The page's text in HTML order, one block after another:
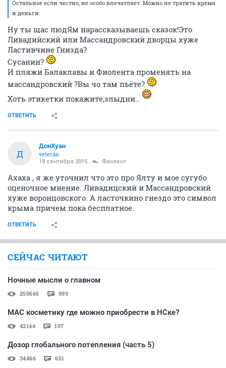
Остальное если честно, не особо впечатляет. Можно не тратить время
и деньги.
Ну ты щас людЯм нарассказываешь сказок!Это
Ливадийский или Массандровский дворцы хуже
Ластивчине Гнизда?
Сусанин?
И пляжи Балаклавы и Фиолента променять на
массандровский ?Вы чо там пьёте?
Хоть этикетки покажите,злыдни..
ОТВЕТИТЬ
Д
ДонХуан
veteran
18 сентября 2015 Фиолент
Ахаха , я же уточнил что это про Ялту и мое сугубо
оценочное мнение. Ливадицский и Массандровский
хуже воронцовского. А ласточкино гнездо это символ
крыма причем пока бесплатное.
ОТВЕТИТЬ
СЕЙЧАС ЧИТАЮТ
Ночные мысли о главном
250665 999
МАС косметику где можно приобрести в НСке?
42144 107
Дозор глобального потепления (часть 5)
34466 651